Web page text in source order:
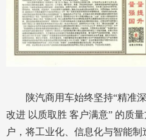
陕汽商用车始终坚持“精准
改进 以质取胜 客户满意” 的质
户，将工业化、信息化与智能制